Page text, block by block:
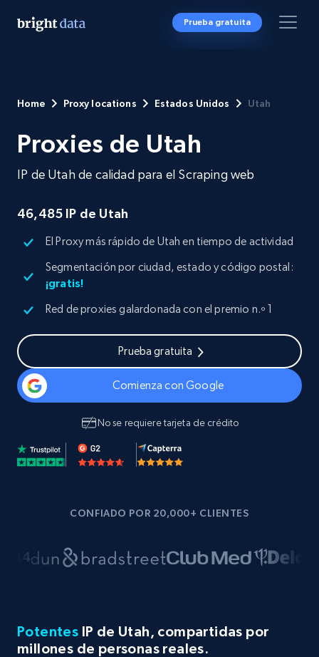
Prueba gratuita
Home Proxy locations Estados Unidos Utah
Proxies de Utah
IP de Utah de calidad para el Scraping web
46,485 IP de Utah
El Proxy más rápido de Utah en tiempo de actividad
Segmentación por ciudad, estado y código postal:
¡gratis!
Red de proxies galardonada con el premio n.º 1
Prueba gratuita
Comienza con Google
No se requiere tarjeta de crédito
CONFIADO POR 20,000+ CLIENTES
Potentes IP de Utah, compartidas por
millones de personas reales.